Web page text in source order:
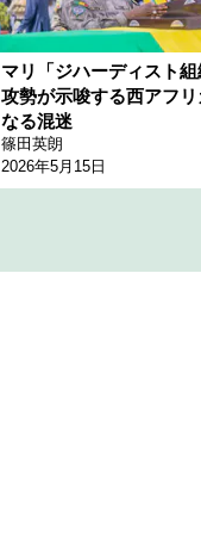
マリ「ジハーディスト
攻勢が示唆する西アフ
なる混迷
篠田英朗
2026年5月15日